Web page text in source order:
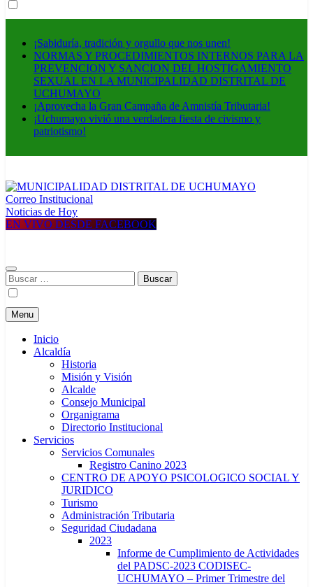
¡Sabiduría, tradición y orgullo que nos unen!
NORMAS Y PROCEDIMIENTOS INTERNOS PARA LA
PREVENCION Y SANCION DEL HOSTIGAMIENTO
SEXUAL EN LA MUNICIPALIDAD DISTRITAL DE
UCHUMAYO
¡Aprovecha la Gran Campaña de Amnistía Tributaria!
¡Uchumayo vivió una verdadera fiesta de civismo y
patriotismo!
MUNICIPALIDAD DISTRITAL DE UCHUMAYO
Construyendo una nueva Historia
Correo Institucional
Noticias de Hoy
EN VIVO DESDE FACEBOOK
Buscar:
Menu
Inicio
Alcaldía
Historia
Misión y Visión
Alcalde
Consejo Municipal
Organigrama
Directorio Institucional
Servicios
Servicios Comunales
Registro Canino 2023
CENTRO DE APOYO PSICOLOGICO SOCIAL Y
JURIDICO
Turismo
Administración Tributaria
Seguridad Ciudadana
2023
Informe de Cumplimiento de Actividades
del PADSC-2023 CODISEC-
UCHUMAYO – Primer Trimestre del